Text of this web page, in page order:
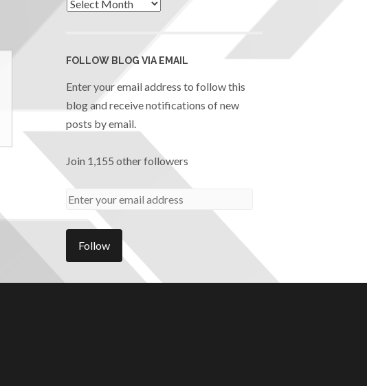
FOLLOW BLOG VIA EMAIL
Enter your email address to follow this
blog and receive notifications of new
posts by email.
Join 1,155 other followers
Follow